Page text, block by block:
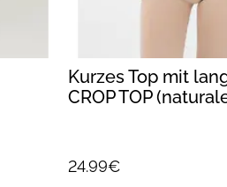
Kurzes Top mit
CROP TOP
24.99€